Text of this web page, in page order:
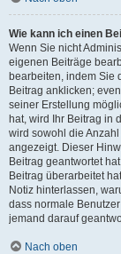
Wie kann ich einen
Wenn Sie nicht
eigenen Beiträge
bearbeiten, indem Sie
Beitrag anklicken;
seiner Erstellung
hat, wird Ihr Beitrag in
wird sowohl die
angezeigt. Dieser
Beitrag geantwortet
Beitrag überarbeitet
Notiz hinterlassen,
dass normale
jemand darauf
Nach oben